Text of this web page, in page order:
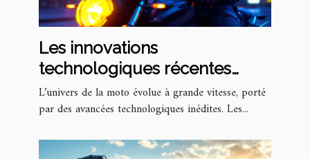
Les innovations
technologiques récentes
dans les équipements de
moto
L’univers de la moto évolue à grande vitesse, porté
par des avancées technologiques inédites. Les...